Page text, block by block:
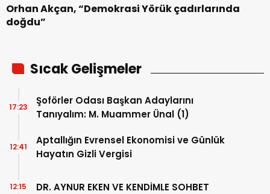
Orhan Akçan, “Demokrasi Yörük çadırlarında
doğdu”
Sıcak Gelişmeler
Şoförler Odası Başkan Adaylarını
Tanıyalım: M. Muammer Ünal (1)
17:23
Aptallığın Evrensel Ekonomisi ve Günlük
Hayatın Gizli Vergisi
12:41
DR. AYNUR EKEN VE KENDİMLE SOHBET
12:15